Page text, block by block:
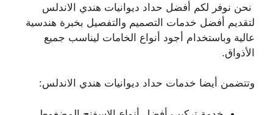
نحن نوفر لكم أفضل حداد ديوانيات هندي الاندلس
لتقديم أفضل خدمات التصميم والتفصيل بخبرة هندسية
عالية وباستخدام أجود أنواع الخامات ليناسب جميع
الأذواق.
وتتضمن أيضا خدمات حداد ديوانيات هندي الاندلس: